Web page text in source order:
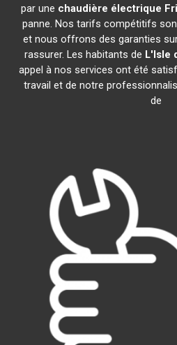
par une chaudière électrique
panne. Nos tarifs compétitifs
et nous offrons des garanties
rassurer. Les habitants de L'Isle
appel à nos services ont été
travail et de notre
de